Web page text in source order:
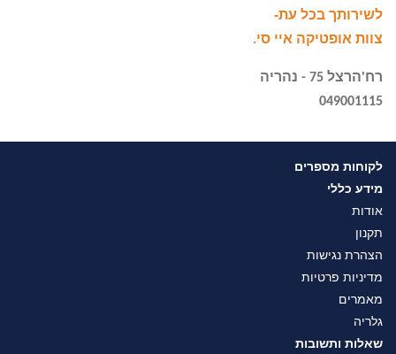
לשירותך בכל עת-
צוות אופטיקה איי סי.
רח'הרצל 75
- נהריה
049001115
לקוחות מספרים
מידע כללי
אודות
תקנון
הצהרת נגישות
מדיניות פרטיות
מאמרים
גלריה
שאלות ותשובות